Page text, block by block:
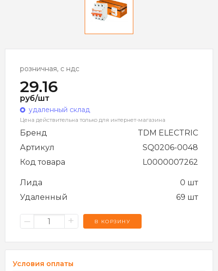
розничная, с ндс
29.16
руб/шт
удаленный склад
Цена действительна только для интернет-магазина
Бренд
TDM ELECTRIC
Артикул
SQ0206-0048
Код товара
L0000007262
Лида
0 шт
Удаленный
69 шт
– + В КОРЗИНУ
Условия оплаты